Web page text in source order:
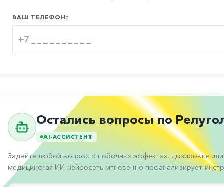
ВАШ ТЕЛЕФОН:
Остались вопросы по
AI-АССИСТЕНТ
Задайте любой вопрос о побочных эффектах, дозировке
медицинская ИИ нейросеть мгновенно проанализирует